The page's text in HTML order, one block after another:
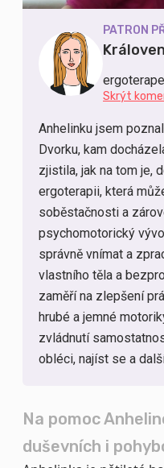
PATRON
Skrýt
Anhelinku jsem
Dvorku, kam
zjistila, jak na tom je,
ergoterapii, která
soběstačnosti a
psychomotorický
správně vnímat a
vlastního těla a
zaměří na zlepšení
hrubé a jemné
zvládnutí
obléci, najíst se a
Na pomoc
duševních i